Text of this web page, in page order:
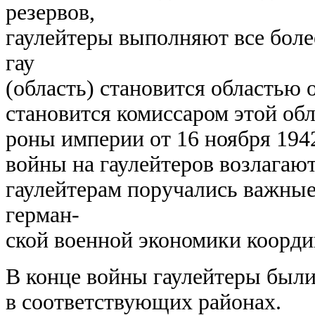
резервов,
гаулейтеры выполняют все
гау
(область) становится
становится комиссаром этой
роны империи от 16 ноября
войны на гаулейтеров
гаулейтерам поручались
герман-
ской военной экономики
В конце войны гаулейтеры
в соответствующих районах.